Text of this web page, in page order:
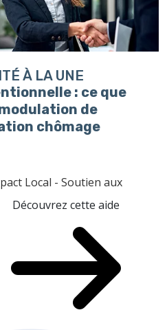
À LA UNE
: ce que
de
chômage
Local - Soutien aux
Découvrez cette aide